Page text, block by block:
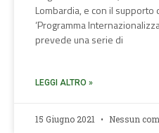
Lombardia, e con il supporto
‘Programma
prevede una serie di
LEGGI ALTRO »
15 Giugno 2021 Nessun